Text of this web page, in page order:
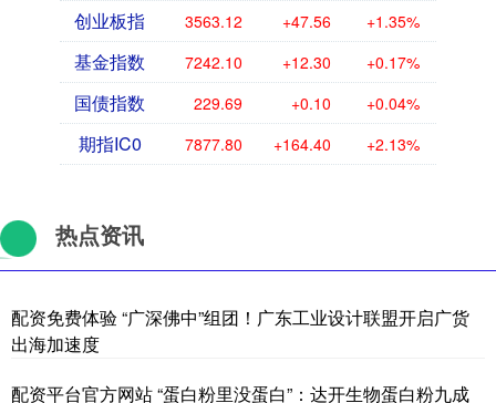
创业板指 3563.12 +47.56 +1.35%
基金指数 7242.10 +12.30 +0.17%
国债指数 229.69 +0.10 +0.04%
期指IC0 7877.80 +164.40 +2.13%
热点资讯
配资免费体验 “广深佛中”组团！广东工业设计联盟开启广货
出海加速度
配资平台官方网站 “蛋白粉里没蛋白”：达开生物蛋白粉九成